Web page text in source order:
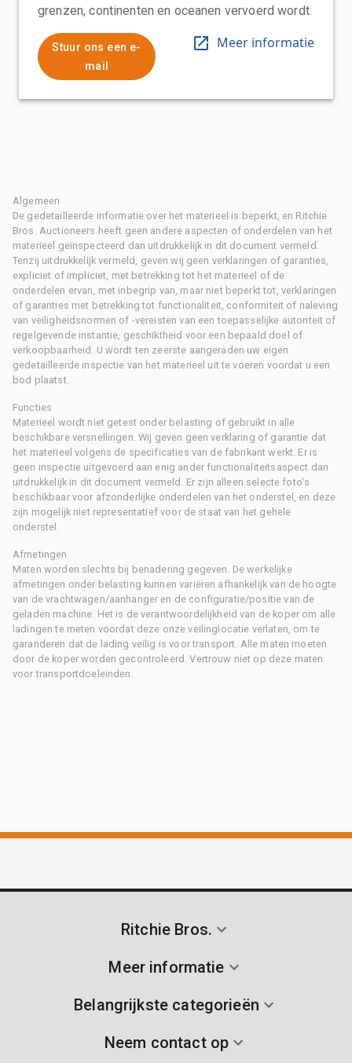
grenzen, continenten en oceanen vervoerd wordt.
Stuur ons een e-
mail
Meer informatie
Algemeen
De gedetailleerde informatie over het materieel is beperkt, en Ritchie
Bros. Auctioneers heeft geen andere aspecten of onderdelen van het
materieel geïnspecteerd dan uitdrukkelijk in dit document vermeld.
Tenzij uitdrukkelijk vermeld, geven wij geen verklaringen of garanties,
expliciet of impliciet, met betrekking tot het materieel of de
onderdelen ervan, met inbegrip van, maar niet beperkt tot, verklaringen
of garanties met betrekking tot functionaliteit, conformiteit of naleving
van veiligheidsnormen of -vereisten van een toepasselijke autoriteit of
regelgevende instantie, geschiktheid voor een bepaald doel of
verkoopbaarheid. U wordt ten zeerste aangeraden uw eigen
gedetailleerde inspectie van het materieel uit te voeren voordat u een
bod plaatst.
Functies
Materieel wordt niet getest onder belasting of gebruikt in alle
beschikbare versnellingen. Wij geven geen verklaring of garantie dat
het materieel volgens de specificaties van de fabrikant werkt. Er is
geen inspectie uitgevoerd aan enig ander functionaliteitsaspect dan
uitdrukkelijk in dit document vermeld. Er zijn alleen selecte foto's
beschikbaar voor afzonderlijke onderdelen van het onderstel, en deze
zijn mogelijk niet representatief voor de staat van het gehele
onderstel.
Afmetingen
Maten worden slechts bij benadering gegeven. De werkelijke
afmetingen onder belasting kunnen variëren afhankelijk van de hoogte
van de vrachtwagen/aanhanger en de configuratie/positie van de
geladen machine. Het is de verantwoordelijkheid van de koper om alle
ladingen te meten voordat deze onze veilinglocatie verlaten, om te
garanderen dat de lading veilig is voor transport. Alle maten moeten
door de koper worden gecontroleerd. Vertrouw niet op deze maten
voor transportdoeleinden.
Ritchie Bros.
Meer informatie
Belangrijkste categorieën
Neem contact op